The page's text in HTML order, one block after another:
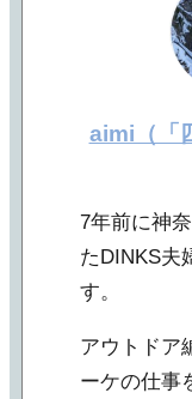
aimi（「
7年前に神
たDINKS夫
す。
アウトドア
ーケの仕事